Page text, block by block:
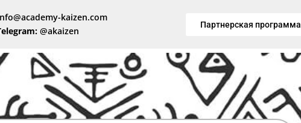
kaizen.com
@akaizen
Партнерская программа